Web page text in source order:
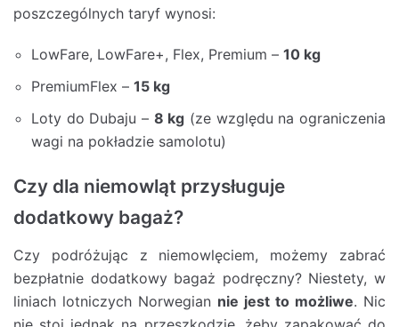
poszczególnych taryf wynosi:
LowFare, LowFare+, Flex, Premium – 10 kg
PremiumFlex – 15 kg
Loty do Dubaju – 8 kg (ze względu na ograniczenia
wagi na pokładzie samolotu)
Czy dla niemowląt przysługuje
dodatkowy bagaż?
Czy podróżując z niemowlęciem, możemy zabrać
bezpłatnie dodatkowy bagaż podręczny? Niestety, w
liniach lotniczych Norwegian nie jest to możliwe. Nic